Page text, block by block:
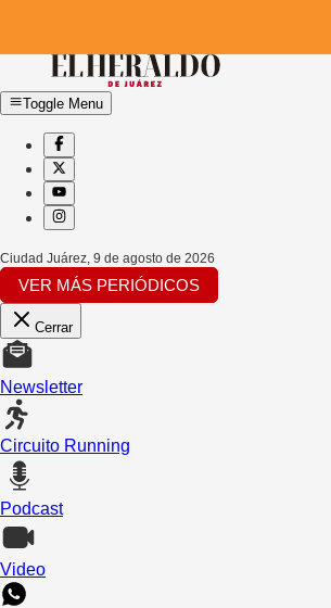
Toggle Menu
Ciudad Juárez 9 de agosto de 2026
VER MÁS PERIÓDICOS
Cerrar
Newsletter
Circuito Running
Podcast
Video